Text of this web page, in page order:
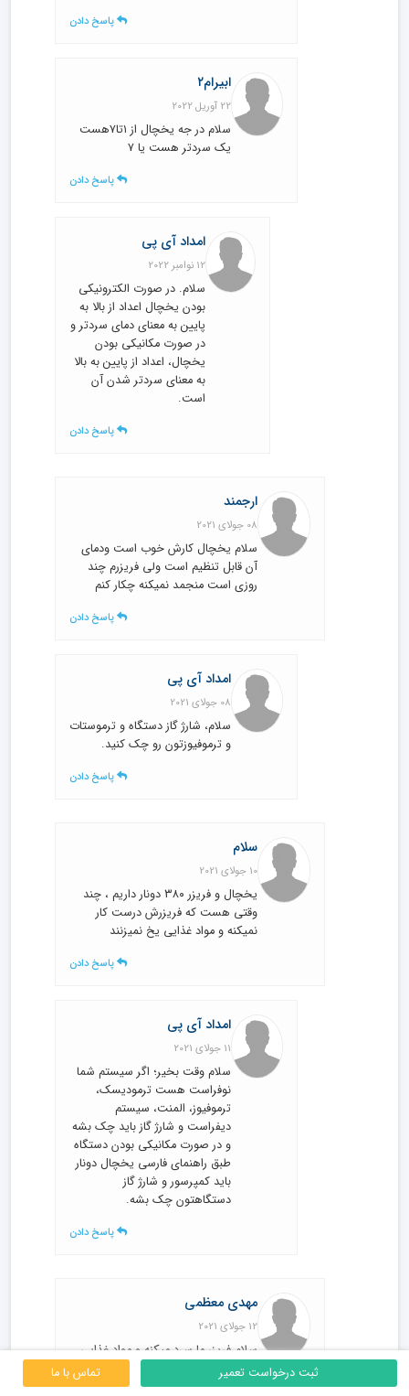
ثبت درخواست تعمیر تماس با ما
پاسخ دادن
ابیرام۲
22 آوریل 2022
سلام در جه یخچال از ۱تا۷هست
یک سردتر هست یا ۷
پاسخ دادن
امداد آی پی
12 نوامبر 2022
سلام. در صورت الکترونیکی
بودن یخچال اعداد از بالا به
پایین به معنای دمای سردتر و
در صورت مکانیکی بودن
یخچال، اعداد از پایین به بالا
به معنای سردتر شدن آن
است.
پاسخ دادن
ارجمند
08 جولای 2021
سلام یخچال کارش خوب است ودمای
آن قابل تنظیم است ولی فریزرم چند
روزی است منجمد نمیکنه چکار کنم
پاسخ دادن
امداد آی پی
08 جولای 2021
سلام، شارژ گاز دستگاه و ترموستات
و ترموفیوزتون رو چک کنید.
پاسخ دادن
سلام
10 جولای 2021
یخچال و فریزر ۳۸۰ دونار داریم ، چند
وقتی هست که فریزرش درست کار
نمیکنه و مواد غذایی یخ نمیزنند
پاسخ دادن
امداد آی پی
11 جولای 2021
سلام وقت بخیر؛ اگر سیستم شما
نوفراست هست ترمودیسک،
ترموفیوز، المنت، سیستم
دیفراست و شارژ گاز باید چک بشه
و در صورت مکانیکی بودن دستگاه
طبق راهنمای فارسی یخچال دونار
باید کمپرسور و شارژ گاز
دستگاهتون چک بشه.
پاسخ دادن
مهدی معظمی
12 جولای 2021
سلام فریزر ما سرد میکنه و مواد غذایی
هم منجمد میشن ولی خاموش
نمیشه.یکسره شده